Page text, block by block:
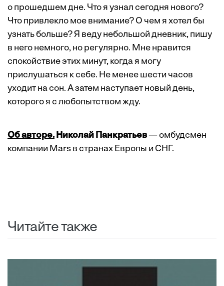
о прошедшем дне. Что я узнал сегодня нового?
Что привлекло мое внимание? О чем я хотел бы
узнать больше? Я веду небольшой дневник, пишу
в него немного, но регулярно. Мне нравится
спокойствие этих минут, когда я могу
прислушаться к себе. Не менее шести часов
уходит на сон. А затем наступает новый день,
которого я с любопытством жду.
Об авторе. Николай Панкратьев— омбудсмен
компании Mars в странах Европы и СНГ.
Читайте также